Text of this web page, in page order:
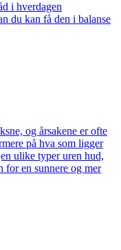
i hverdagen
du kan få den i balanse
og årsakene er ofte
på hva som ligger
ulike typer uren hud,
for en sunnere og mer